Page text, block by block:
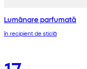
Lumânare parfumată
în recipient de sticlă